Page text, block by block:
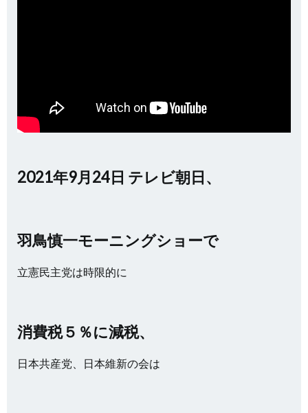
2021年9月24日 テレビ朝日、
羽鳥慎一モーニングショーで
立憲民主党は時限的に
消費税５％に減税、
日本共産党、日本維新の会は